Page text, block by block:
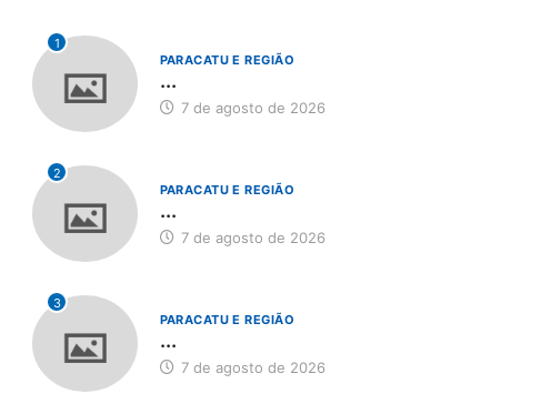
1
PARACATU E REGIÃO
...
7 de agosto de 2026
2
PARACATU E REGIÃO
...
7 de agosto de 2026
3
PARACATU E REGIÃO
...
7 de agosto de 2026